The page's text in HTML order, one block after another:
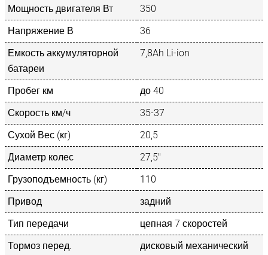
Мощность двигателя Вт
350
Напряжение В
36
Емкость аккумуляторной
батареи
7,8Ah Li-ion
Пробег км
до 40
Скорость км/ч
35-37
Сухой Вес (кг)
20,5
Диаметр колес
27,5″
Грузоподъемность (кг)
110
Привод
задний
Тип передачи
цепная 7 скоростей
Тормоз перед.
дисковый механический